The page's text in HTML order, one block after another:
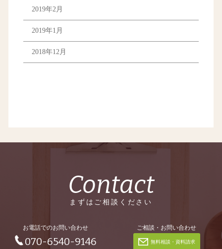
2019年2月
2019年1月
2018年12月
Contact
まずはご相談ください
お電話でのお問い合わせ
070-6540-9146
ご相談・お問い合わせ
無料相談・資料請求